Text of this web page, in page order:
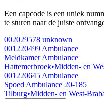
Een capcode is een uniek
te sturen naar de juiste
002029578 unknown
001220499 Ambulance
Meldkamer Ambulance
Hattemerbroek•Midden- en
001220645 Ambulance
Spoed Ambulance 20-185
Tilburg•Midden- en West-